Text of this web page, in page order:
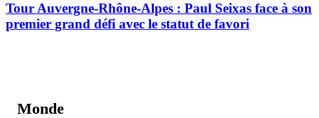
Tour Auvergne-Rhône-Alpes : Paul Seixas face à son
premier grand défi avec le statut de favori
Monde